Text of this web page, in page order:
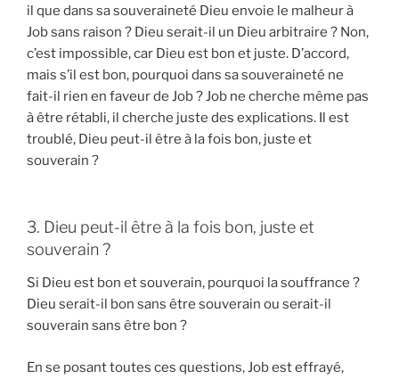
il que dans sa souveraineté Dieu envoie le malheur à
Job sans raison ? Dieu serait-il un Dieu arbitraire ? Non,
c’est impossible, car Dieu est bon et juste. D’accord,
mais s’il est bon, pourquoi dans sa souveraineté ne
fait-il rien en faveur de Job ? Job ne cherche même pas
à être rétabli, il cherche juste des explications. Il est
troublé, Dieu peut-il être à la fois bon, juste et
souverain ?
3. Dieu peut-il être à la fois bon, juste et
souverain ?
Si Dieu est bon et souverain, pourquoi la souffrance ?
Dieu serait-il bon sans être souverain ou serait-il
souverain sans être bon ?
En se posant toutes ces questions, Job est effrayé,